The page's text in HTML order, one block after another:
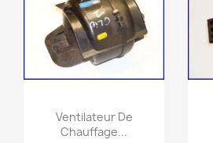
Aperçu rapide
Ventilateur De
Chauffage...